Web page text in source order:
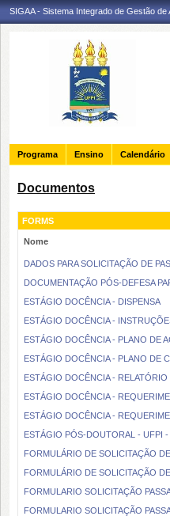
SIGAA - Sistema Integrado de Gestão de
Programa Ensino Calendário
Documentos
FORMS
Nome
DADOS PARA SOLICITAÇÃO DE
DOCUMENTAÇÃO PÓS-DEFESA
ESTÁGIO DOCÊNCIA - DISPENSA
ESTÁGIO DOCÊNCIA -
ESTÁGIO DOCÊNCIA - PLANO DE
ESTÁGIO DOCÊNCIA - PLANO DE
ESTÁGIO DOCÊNCIA - RELATÓRIO
ESTÁGIO DOCÊNCIA -
ESTÁGIO DOCÊNCIA -
ESTÁGIO PÓS-DOUTORAL - UFPI
FORMULÁRIO DE SOLICITAÇÃO
FORMULÁRIO DE SOLICITAÇÃO
FORMULARIO SOLICITAÇÃO
FORMULARIO SOLICITAÇÃO